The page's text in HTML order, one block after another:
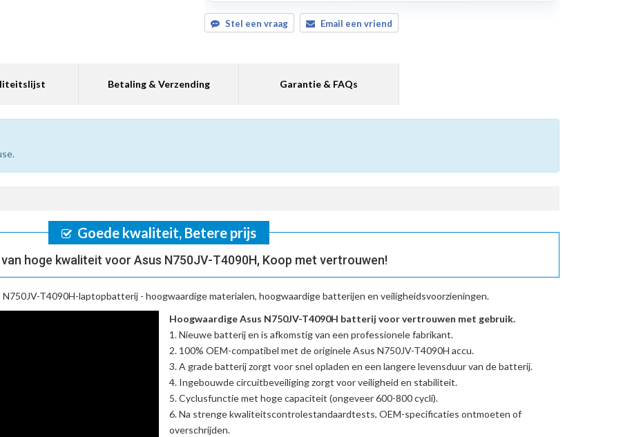
Stel een vraag Email een vriend
Betaling & Verzending Garantie & FAQs
Goede kwaliteit, Betere prijs
hoge kwaliteit voor Asus N750JV-T4090H, Koop met vertrouwen!
N750JV-T4090H-laptopbatterij - hoogwaardige materialen, hoogwaardige batterijen en veiligheidsvoorzieningen.
Hoogwaardige Asus N750JV-T4090H batterij voor vertrouwen met gebruik.
Nieuwe batterij en is afkomstig van een professionele fabrikant.
100% OEM-compatibel met deoriginele Asus N750JV-T4090H accu.
A grade batterij zorgt voor snel opladen en een langere levensduur van de batterij.
Ingebouwde circuitbeveiliging zorgt voor veiligheid en stabiliteit.
Cyclusfunctie met hoge capaciteit (ongeveer 600-800 cycli).
Na strenge kwaliteitscontrolestandaardtests, OEM-specificaties ontmoeten of
overschrijden.